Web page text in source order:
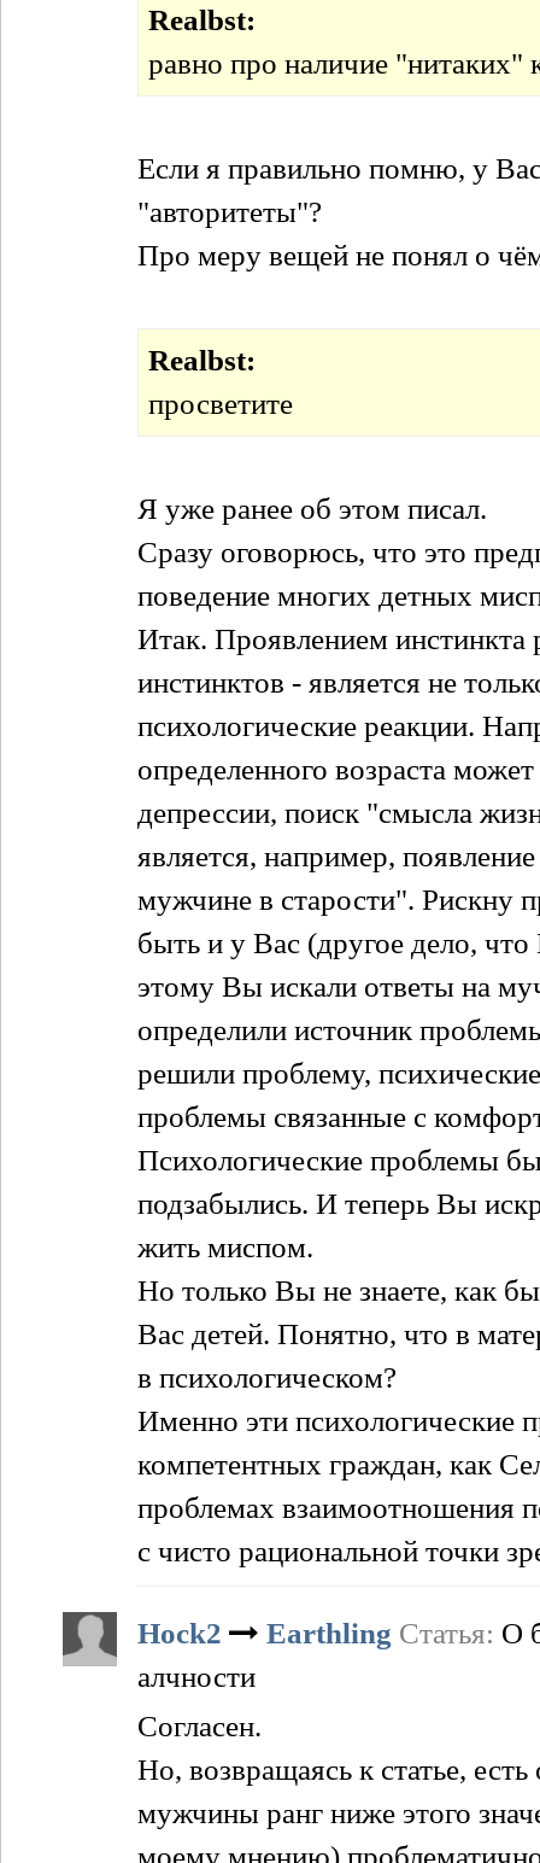
Realbst:
равно про наличие
Если я правильно помню, у
"авторитеты"?
Про меру вещей не понял о
Realbst:
просветите
Я уже ранее об этом писал.
Сразу оговорюсь, что это
поведение многих детных
Итак. Проявлением инстинкта
инстинктов - является не
психологические реакции.
определенного возраста
депрессии, поиск "смысла
является, например,
мужчине в старости". Рискну
быть и у Вас (другое дело,
этому Вы искали ответы на
определили источник
решили проблему,
проблемы связанные с
Психологические проблемы
подзабылись. И теперь Вы
жить миспом.
Но только Вы не знаете, как
Вас детей. Понятно, что в
в психологическом?
Именно эти психологические
компетентных граждан, как
проблемах взаимоотношения
с чисто рациональной точки
Hock2 Earthling Статья: О
алчности
Согласен.
Но, возвращаясь к статье,
мужчины ранг ниже этого
моему мнению)